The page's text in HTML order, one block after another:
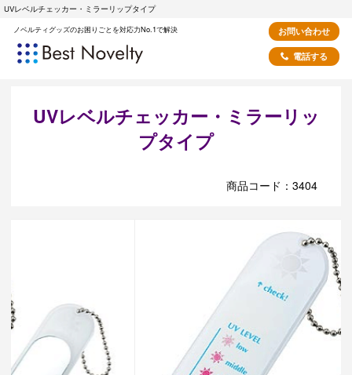
UVレベルチェッカー・ミラーリップタイプ
ノベルティグッズのお困りごとを対応力No.1で解決
お問い合わせ
電話する
UVレベルチェッカー・ミラーリッ
プタイプ
商品コード：3404